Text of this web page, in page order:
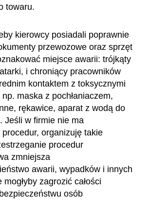
towaru.
kierowcy posiadali poprawnie
przewozowe oraz sprzęt
miejsce awarii: trójkąty
i chroniący pracowników
kontaktem z toksycznymi
maska z pochłaniaczem,
rękawice, aparat z wodą do
Jeśli w firmie nie ma
organizuję takie
procedur
zmniejsza
awarii, wypadków i innych
zagrozić całości
osób